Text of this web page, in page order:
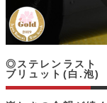
◎ステレンラスト
ブリュット(白.泡